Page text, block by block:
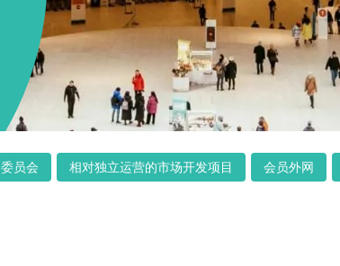
委员会 相对独立运营的市场开发项目 会员外网